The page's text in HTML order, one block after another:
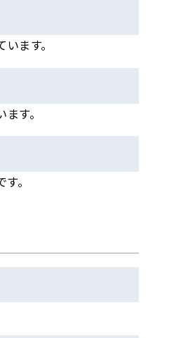
ます。
す。
。